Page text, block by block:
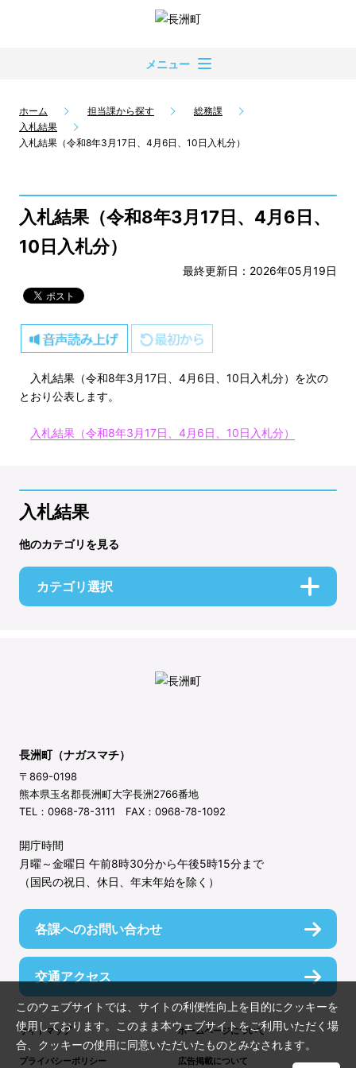
メニュー
ホーム 担当課から探す
総務課
入札結果
入札結果（令和8年3月17日、4月6日、10日入札分）
入札結果（令和8年3月17日、4月6日、
10日入札分）
最終更新日：2026年05月19日
入札結果（令和8年3月17日、4月6日、10日入札分）を次の
とおり公表します。
入札結果（令和8年3月17日、4月6日、10日入札分）
入札結果
他のカテゴリを見る
カテゴリ選択
長洲町（ナガスマチ）
〒869-0198
熊本県玉名郡長洲町大字長洲2766番地
TEL：0968-78-3111 FAX：0968-78-1092
開庁時間
月曜～金曜日 午前8時30分から午後5時15分まで
（国民の祝日、休日、年末年始を除く）
各課へのお問い合わせ
交通アクセス
サイトマップ ホームページについて
プライバシーポリシー 広告掲載について
このウェブサイトでは、サイトの利便性向上を目的にクッキーを
使用しております。このまま本ウェブサイトをご利用いただく場
合、クッキーの使用に同意いただいたものとみなされます。